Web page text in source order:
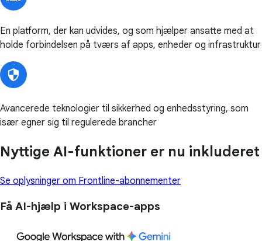
En platform, der kan udvides, og som hjælper ansatte med at
holde forbindelsen på tværs af apps, enheder og infrastruktur
Avancerede teknologier til sikkerhed og enhedsstyring, som
især egner sig til regulerede brancher
Nyttige AI-funktioner er nu inkluderet
Se oplysninger om Frontline-abonnementer
Få AI-hjælp i Workspace-apps